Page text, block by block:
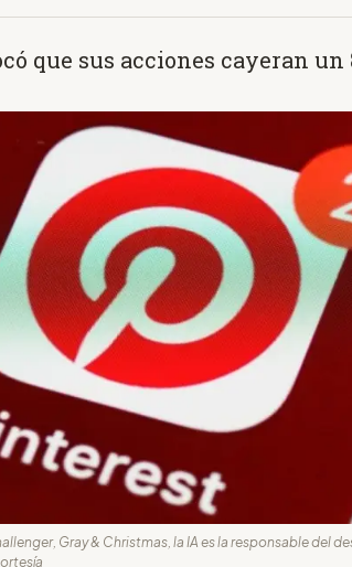
que sus acciones cayeran un
Gray & Christmas, la IA es la responsable del